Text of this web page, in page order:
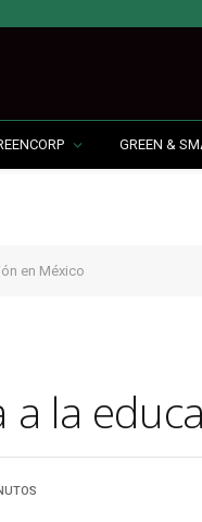
GREEN &
en México
a la